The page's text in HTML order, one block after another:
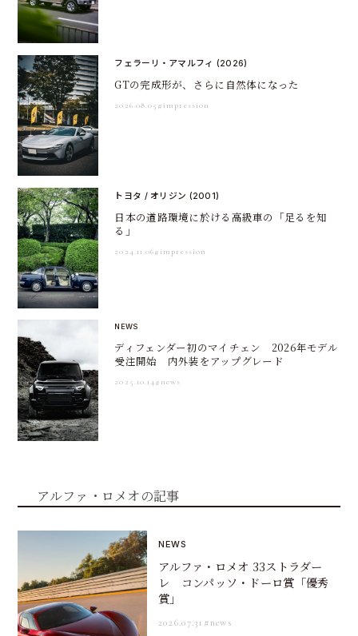
フェラーリ・アマルフィ (2026)
GTの完成形が、さらに自然体になった
2026.08.05 #impression
トヨタ / オリジン (2001)
日本の道路環境に於ける高級車の「足るを知
る」
2024.11.06#impression
NEWS
ディフェンダー初のマイチェン 2026年モデル
受注開始 内外装をアップグレード
2025.10.14 #news
アルファ・ロメオの記事
NEWS
アルファ・ロメオ 33ストラダー
レ コンパッソ・ドーロ賞「優秀
賞」
2026.07.31 #news